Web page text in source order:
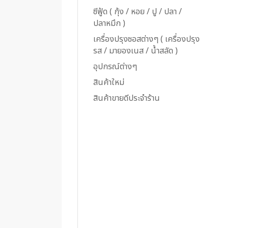
ซีฟู้ด ( กุ้ง / หอย / ปู / ปลา /
ปลาหมึก )
เครื่องปรุงซอสต่างๆ ( เครื่องปรุง
รส / มายองเนส / น้ำสลัด )
อุปกรณ์ต่างๆ
สินค้าใหม่
สินค้าขายดีประจำร้าน